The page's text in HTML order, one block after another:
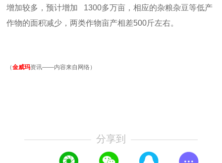
增加较多，预计增加
1300多万亩，相应的杂粮杂豆等低产
作物的面积减少，两类作物亩产相差500斤左右。
（金威玛资讯——内容来自网络）
分享到